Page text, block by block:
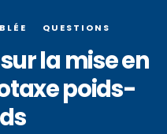
QUESTIONS
la mise en
poids-